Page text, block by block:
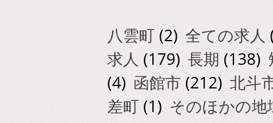
八雲町 (2) 全ての求人
求人 (179) 長期 (138)
(4) 函館市 (212) 北斗
差町 (1) そのほかの地